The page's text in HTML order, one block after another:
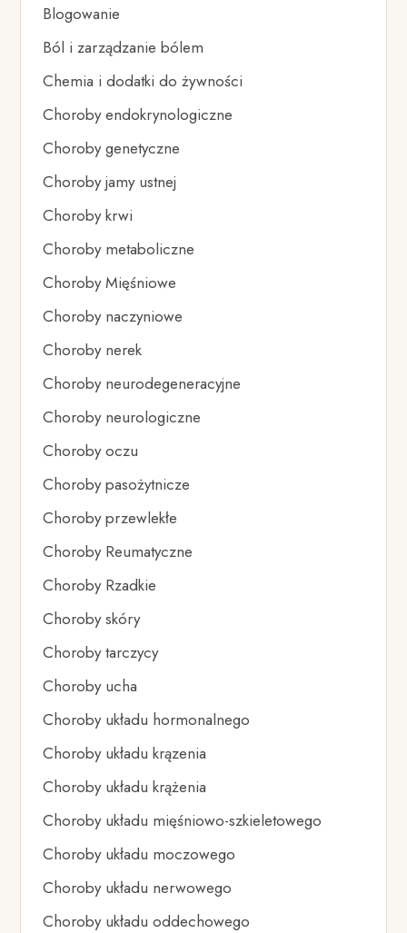
Blogowanie
Ból i zarządzanie bólem
Chemia i dodatki do żywności
Choroby endokrynologiczne
Choroby genetyczne
Choroby jamy ustnej
Choroby krwi
Choroby metaboliczne
Choroby Mięśniowe
Choroby naczyniowe
Choroby nerek
Choroby neurodegeneracyjne
Choroby neurologiczne
Choroby oczu
Choroby pasożytnicze
Choroby przewlekłe
Choroby Reumatyczne
Choroby Rzadkie
Choroby skóry
Choroby tarczycy
Choroby ucha
Choroby układu hormonalnego
Choroby układu krązenia
Choroby układu krążenia
Choroby układu mięśniowo-szkieletowego
Choroby układu moczowego
Choroby układu nerwowego
Choroby układu oddechowego